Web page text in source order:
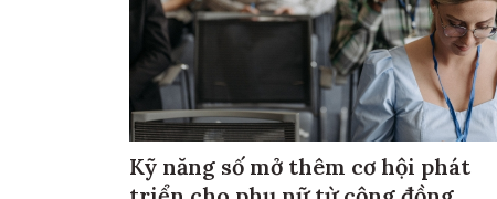
Kỹ năng số mở thêm cơ hội phát